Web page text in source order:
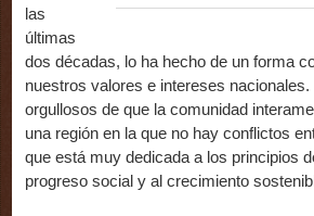
las
últimas
dos décadas, lo ha hecho de un forma
nuestros valores e intereses
orgullosos de que la comunidad
una región en la que no hay conflictos
que está muy dedicada a los principios
progreso social y al crecimiento